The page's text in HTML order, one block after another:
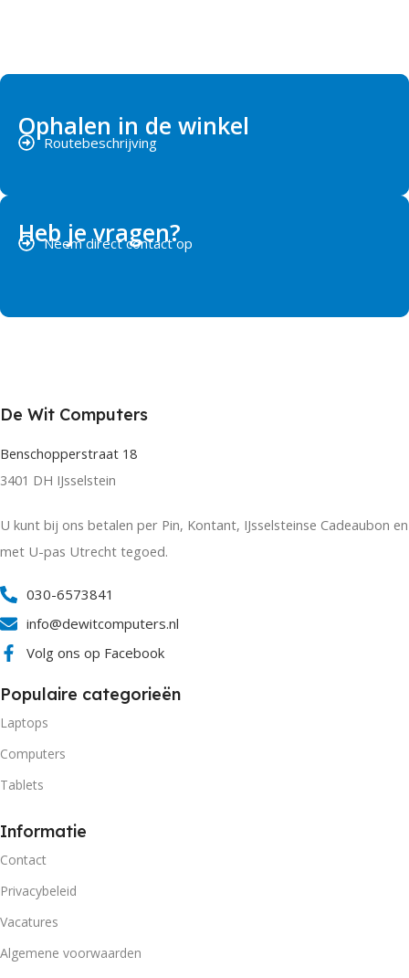
Ophalen in de winkel
Routebeschrijving
Heb je vragen?
Neem direct contact op
De Wit Computers
Benschopperstraat 18
3401 DH IJsselstein
U kunt bij ons betalen per Pin, Kontant, IJsselsteinse Cadeaubon en
met U-pas Utrecht tegoed.
030-6573841
info@dewitcomputers.nl
Volg ons op Facebook
Populaire categorieën
Laptops
Computers
Tablets
Informatie
Contact
Privacybeleid
Vacatures
Algemene voorwaarden